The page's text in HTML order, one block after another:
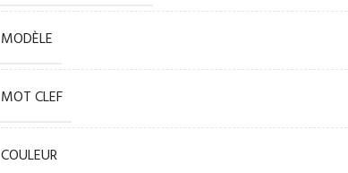
MODÈLE
MOT CLEF
COULEUR